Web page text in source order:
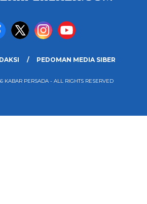
PEDOMAN MEDIA SIBER
KABAR PERSADA - ALL RIGHTS RESERVED